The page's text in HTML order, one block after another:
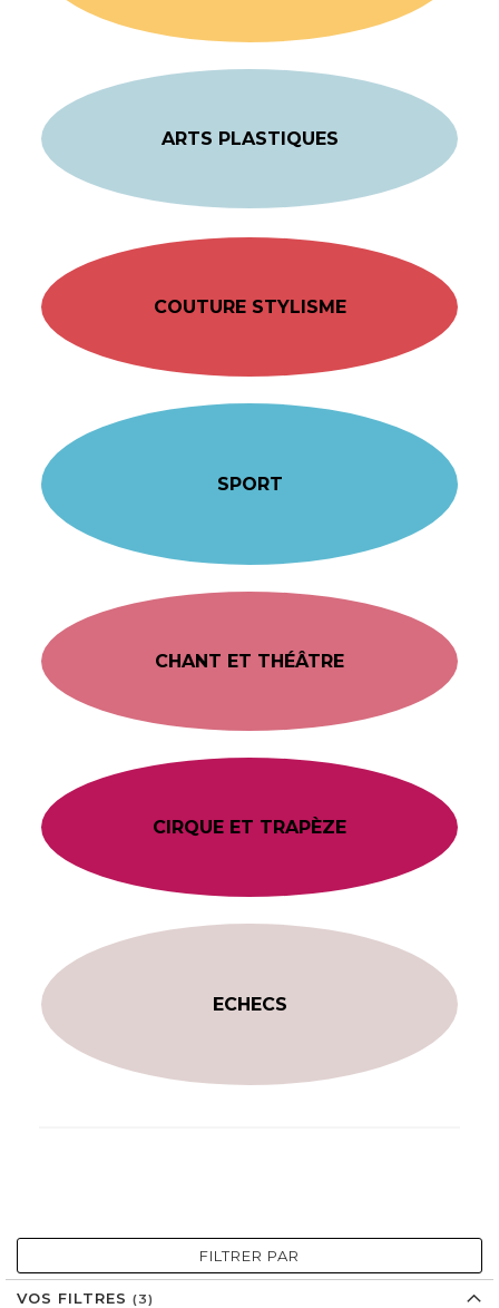
ARTS PLASTIQUES
COUTURE STYLISME
SPORT
CHANT ET THÉÂTRE
CIRQUE ET TRAPÈZE
ECHECS
FILTRER PAR
VOS FILTRES